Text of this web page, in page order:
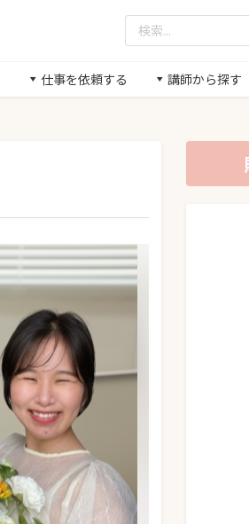
仕事を依頼する 講師から探す